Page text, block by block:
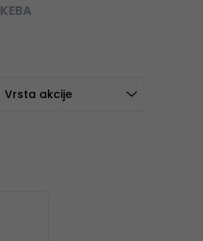
KEBA
Vrsta akcije